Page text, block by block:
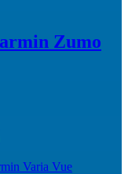
Zumo
Varia Vue